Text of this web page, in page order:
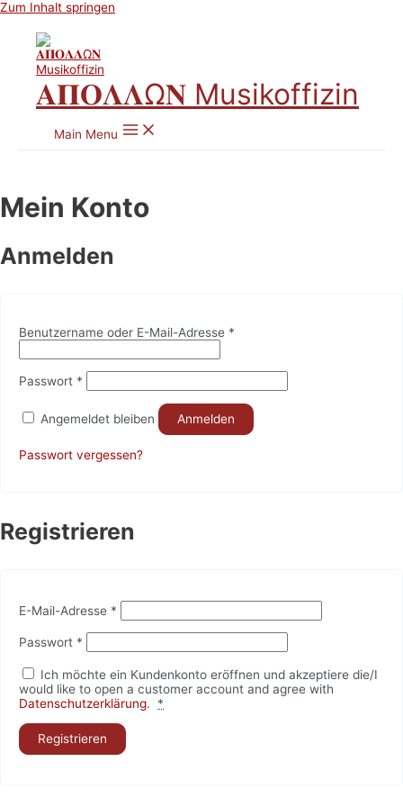
Zum Inhalt springen
𝚨𝚷𝚶𝚲𝚲Ω𝚴 Musikoffizin
Main Menu
Mein Konto
Anmelden
Benutzername oder E-Mail-Adresse *
Passwort *
Angemeldet bleiben Anmelden
Passwort vergessen?
Registrieren
E-Mail-Adresse *
Passwort *
Ich möchte ein Kundenkonto eröffnen und akzeptiere die/I
would like to open a customer account and agree with
Datenschutzerklärung. *
Registrieren